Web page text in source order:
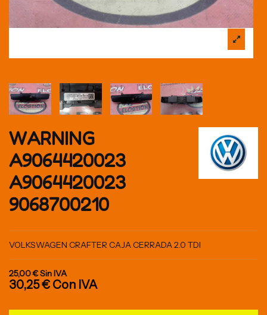
WARNING
A9064420023
A9064420023
9068700210
VOLKSWAGEN CRAFTER CAJA CERRADA 2.0 TDI
25,00 €Sin IVA
30,25 € Con IVA